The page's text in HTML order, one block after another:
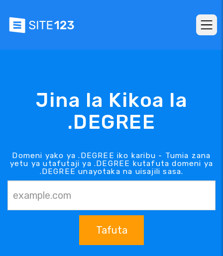
Jina la Kikoa la
.DEGREE
Domeni yako ya .DEGREE iko karibu - Tumia zana
yetu ya utafutaji ya .DEGREE kutafuta domeni ya
.DEGREE unayotaka na uisajili sasa.
Tafuta